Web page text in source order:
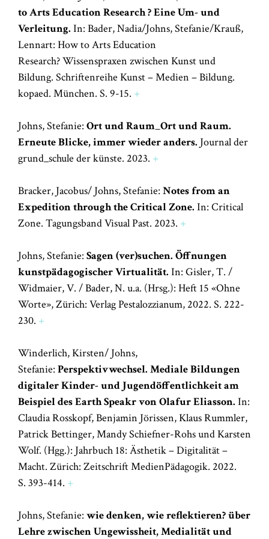
to Arts Education Research ? Eine Um- und
Verleitung. In: Bader, Nadia/Johns, Stefanie/Krauß,
Lennart: How to Arts Education
Research? Wissenspraxen zwischen Kunst und
Bildung. Schriftenreihe Kunst – Medien – Bildung.
kopaed. München. S. 9-15. +
Johns, Stefanie: Ort und Raum_Ort und Raum.
Erneute Blicke, immer wieder anders. Journal der
grund_schule der künste. 2023. +
Bracker, Jacobus/ Johns, Stefanie: Notes from an
Expedition through the Critical Zone. In: Critical
Zone. Tagungsband Visual Past. 2023. +
Johns, Stefanie: Sagen (ver)suchen. Öffnungen
kunstpädagogischer Virtualität. In: Gisler, T. /
Widmaier, V. / Bader, N. u.a. (Hrsg.): Heft 15 «Ohne
Worte», Zürich: Verlag Pestalozzianum, 2022. S. 222-
230. +
Winderlich, Kirsten/ Johns,
Stefanie: Perspektivwechsel. Mediale Bildungen
digitaler Kinder- und Jugendöffentlichkeit am
Beispiel des Earth Speakr von Olafur Eliasson. In:
Claudia Rosskopf, Benjamin Jörissen, Klaus Rummler,
Patrick Bettinger, Mandy Schiefner-Rohs und Karsten
Wolf. (Hgg.): Jahrbuch 18: Ästhetik – Digitalität –
Macht. Zürich: Zeitschrift MedienPädagogik. 2022.
S. 393-414. +
Johns, Stefanie: wie denken, wie reflektieren? über
Lehre zwischen Ungewissheit, Medialität und